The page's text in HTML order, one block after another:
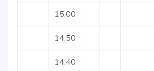
15:00
14:50
14:40